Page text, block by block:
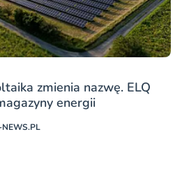
zmienia nazwę. ELQ
energii
NEWS.PL